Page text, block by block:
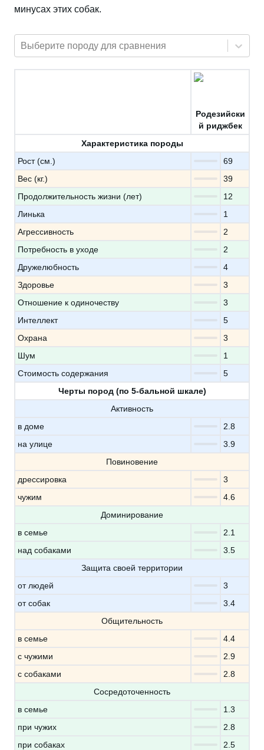
минусах этих собак.
Выберите породу для сравнения
Родезийски
й риджбек
Характеристика породы
Рост (см.)
69
Вес (кг.)
39
Продолжительность жизни (лет)
12
Линька
1
Агрессивность
2
Потребность в уходе
2
Дружелюбность
4
Здоровье
3
Отношение к одиночеству
3
Интеллект
5
Охрана
3
Шум
1
Стоимость содержания
5
Черты пород (по 5-бальной шкале)
Активность
в доме
2.8
на улице
3.9
Повиновение
дрессировка
3
чужим
4.6
Доминирование
в семье
2.1
над собаками
3.5
Защита своей территории
от людей
3
от собак
3.4
Общительность
в семье
4.4
с чужими
2.9
с собаками
2.8
Сосредоточенность
в семье
1.3
при чужих
2.8
при собаках
2.5